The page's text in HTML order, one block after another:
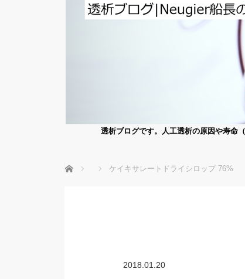
透析ブログです。人工透析の原因や寿命
ホーム ケイキサレートドライシロップ 76%
2018.01.20